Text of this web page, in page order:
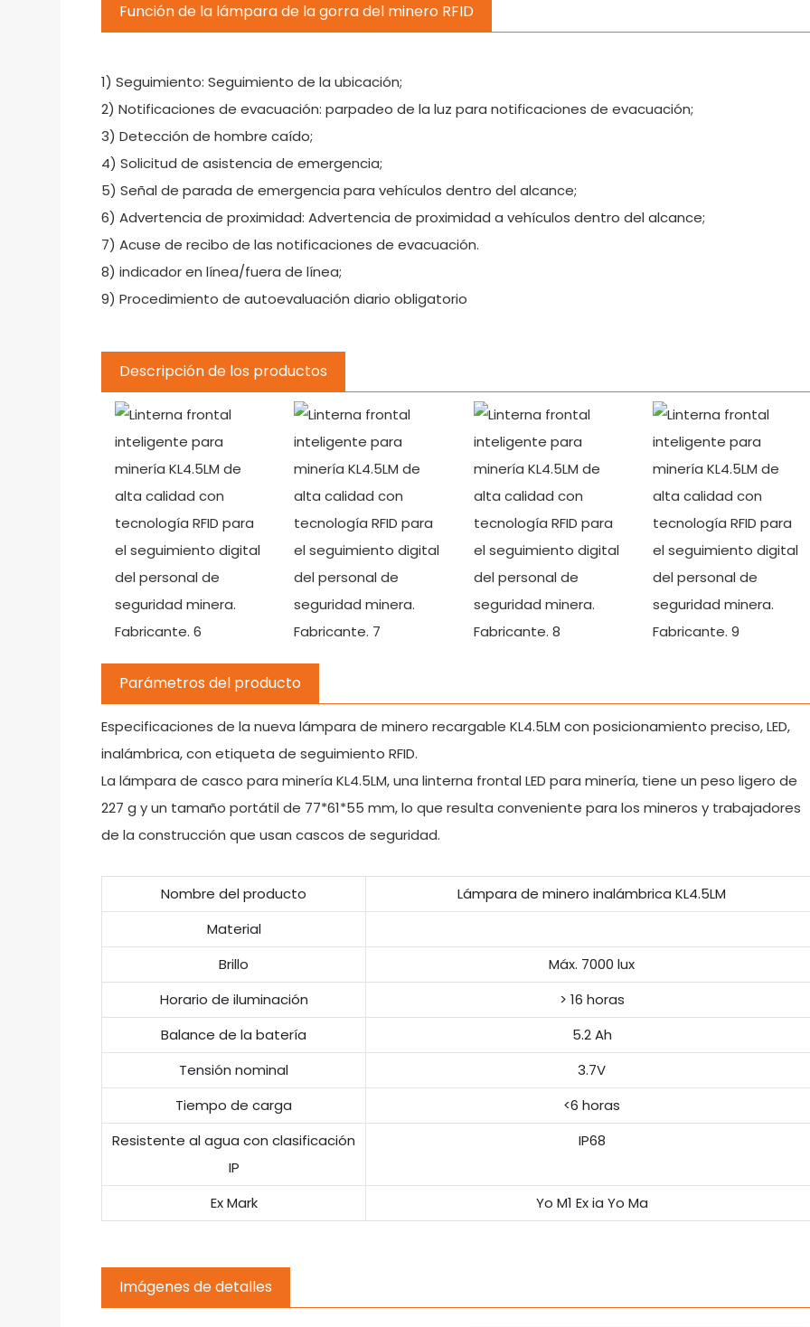
Función de la lámpara de la gorra del minero RFID
1) Seguimiento: Seguimiento de la ubicación;
2) Notificaciones de evacuación: parpadeo de la luz para notificaciones de evacuación;
3) Detección de hombre caído;
4) Solicitud de asistencia de emergencia;
5) Señal de parada de emergencia para vehículos dentro del alcance;
6) Advertencia de proximidad: Advertencia de proximidad a vehículos dentro del alcance;
7) Acuse de recibo de las notificaciones de evacuación.
8) indicador en línea/fuera de línea;
9) Procedimiento de autoevaluación diario obligatorio
Descripción de los productos
Parámetros del producto
Especificaciones de la nueva lámpara de minero recargable KL4.5LM con posicionamiento preciso, LED,
inalámbrica, con etiqueta de seguimiento RFID.
La lámpara de casco para minería KL4.5LM, una linterna frontal LED para minería, tiene un peso ligero de
227 g y un tamaño portátil de 77*61*55 mm, lo que resulta conveniente para los mineros y trabajadores
de la construcción que usan cascos de seguridad.
Nombre del producto
Lámpara de minero inalámbrica KL4.5LM
Material
Brillo
Máx. 7000 lux
Horario de iluminación
> 16 horas
Balance de la batería
5.2 Ah
Tensión nominal
3.7V
Tiempo de carga
<6 horas
Resistente al agua con clasificación
IP
IP68
Ex Mark Yo M1 Ex ia Yo Ma
Imágenes de detalles